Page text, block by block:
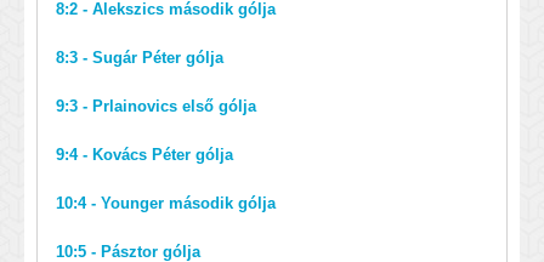
8:2 - Alekszics második gólja
8:3 - Sugár Péter gólja
9:3 - Prlainovics első gólja
9:4 - Kovács Péter gólja
10:4 - Younger második gólja
10:5 - Pásztor gólja